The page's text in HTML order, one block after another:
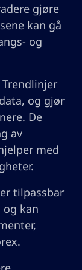
gjøre
kan gå
og
Trendlinjer
og gjør
De
av
med
tilpassbar
kan